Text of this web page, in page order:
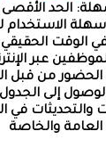
الحد
سهلة
الوقت
عبر
الحضور من قبل
إلى
والتحديثات في
العامة والخاصة